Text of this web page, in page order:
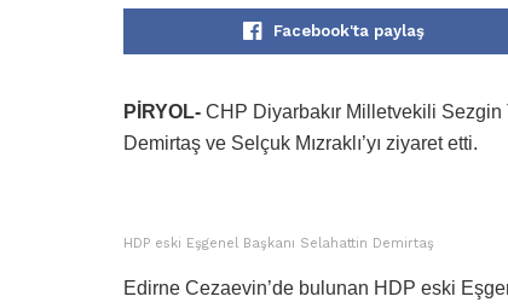
Facebook'ta paylaş
PİRYOL- CHP Diyarbakır Milletvekili
Demirtaş ve Selçuk Mızraklı’yı ziyaret etti.
HDP eski Eşgenel Başkanı Selahattin Demirtaş
Edirne Cezaevin’de bulunan HDP eski